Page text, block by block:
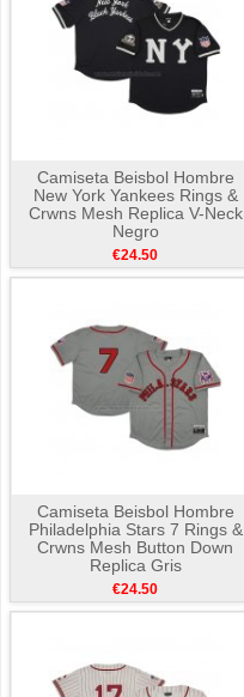
Camiseta Beisbol Hombre
New York Yankees Rings &
Crwns Mesh Replica V-Neck
Negro
€24.50
Camiseta Beisbol Hombre
Philadelphia Stars 7 Rings &
Crwns Mesh Button Down
Replica Gris
€24.50